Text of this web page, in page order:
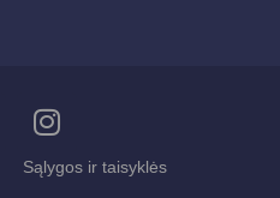
Sąlygos ir taisyklės